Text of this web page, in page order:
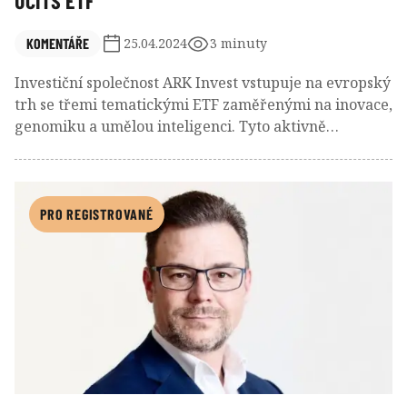
KOMENTÁŘE 25.04.2024 3 minuty
Investiční společnost ARK Invest vstupuje na evropský
trh se třemi tematickými ETF zaměřenými na inovace,
genomiku a umělou inteligenci. Tyto aktivně
EUR).
PRO REGISTROVANÉ